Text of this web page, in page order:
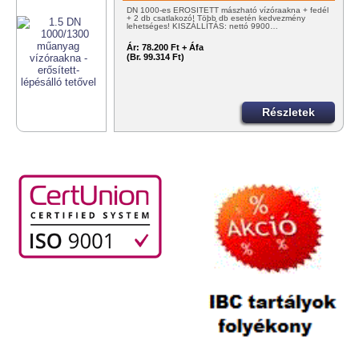
DN 1000-es ERŐSÍTETT mászható vízóraakna + fedél
+ 2 db csatlakozó! Több db esetén kedvezmény
lehetséges! KISZÁLLÍTÁS: nettó 9900…
Ár: 78.200 Ft + Áfa
(Br. 99.314 Ft)
Részletek